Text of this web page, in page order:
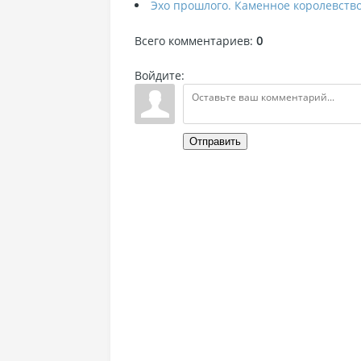
Эхо прошлого. Каменное
Всего комментариев: 0
Войдите:
Отправить